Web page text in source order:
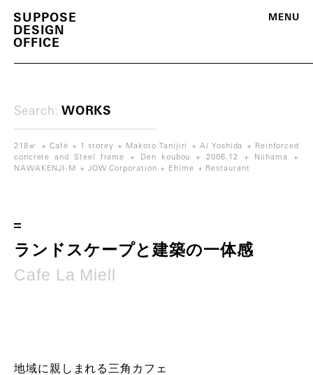
SU P POS E
D ES G N
O F F C E
M E N U
Search: WORKS
Cafe La Miell
ラ ン ドスケープと建築の一体感
218㎡ Café 1 storey Makoto Tanijiri Ai Yoshida
Reinforced
concrete and Steel frame
Den koubou 2006.12
Niihama
NAWAKENJI-M
JOW Corporation Ehime
Restaurant
地域に親しまれる三角カフェ